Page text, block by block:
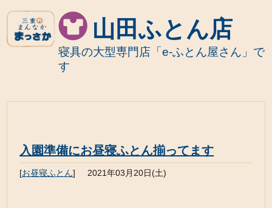
山田ふとん店
寝具の大型専門店「e-ふとん屋さん」で
す
入園準備にお昼寝ふとん揃ってます
[お昼寝ふとん] 2021年03月20日(土)